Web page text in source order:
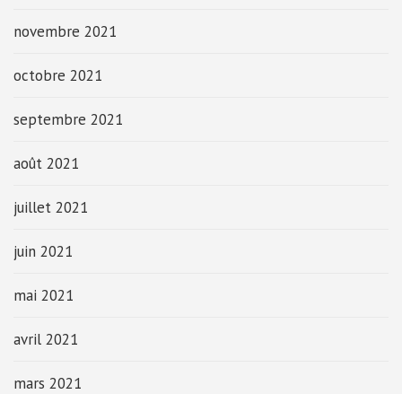
novembre 2021
octobre 2021
septembre 2021
août 2021
juillet 2021
juin 2021
mai 2021
avril 2021
mars 2021